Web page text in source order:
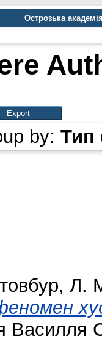
Острозька
by: Тип
Л.
Василля